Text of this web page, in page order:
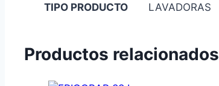
TIPO PRODUCTO LAVADORAS
Productos relacionados